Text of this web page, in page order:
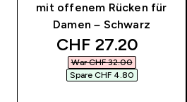
mit offenem Rücken für
Damen – Schwarz
discounted price
CHF 27.20‎
War CHF 32.00‎
Spare CHF 4.80‎